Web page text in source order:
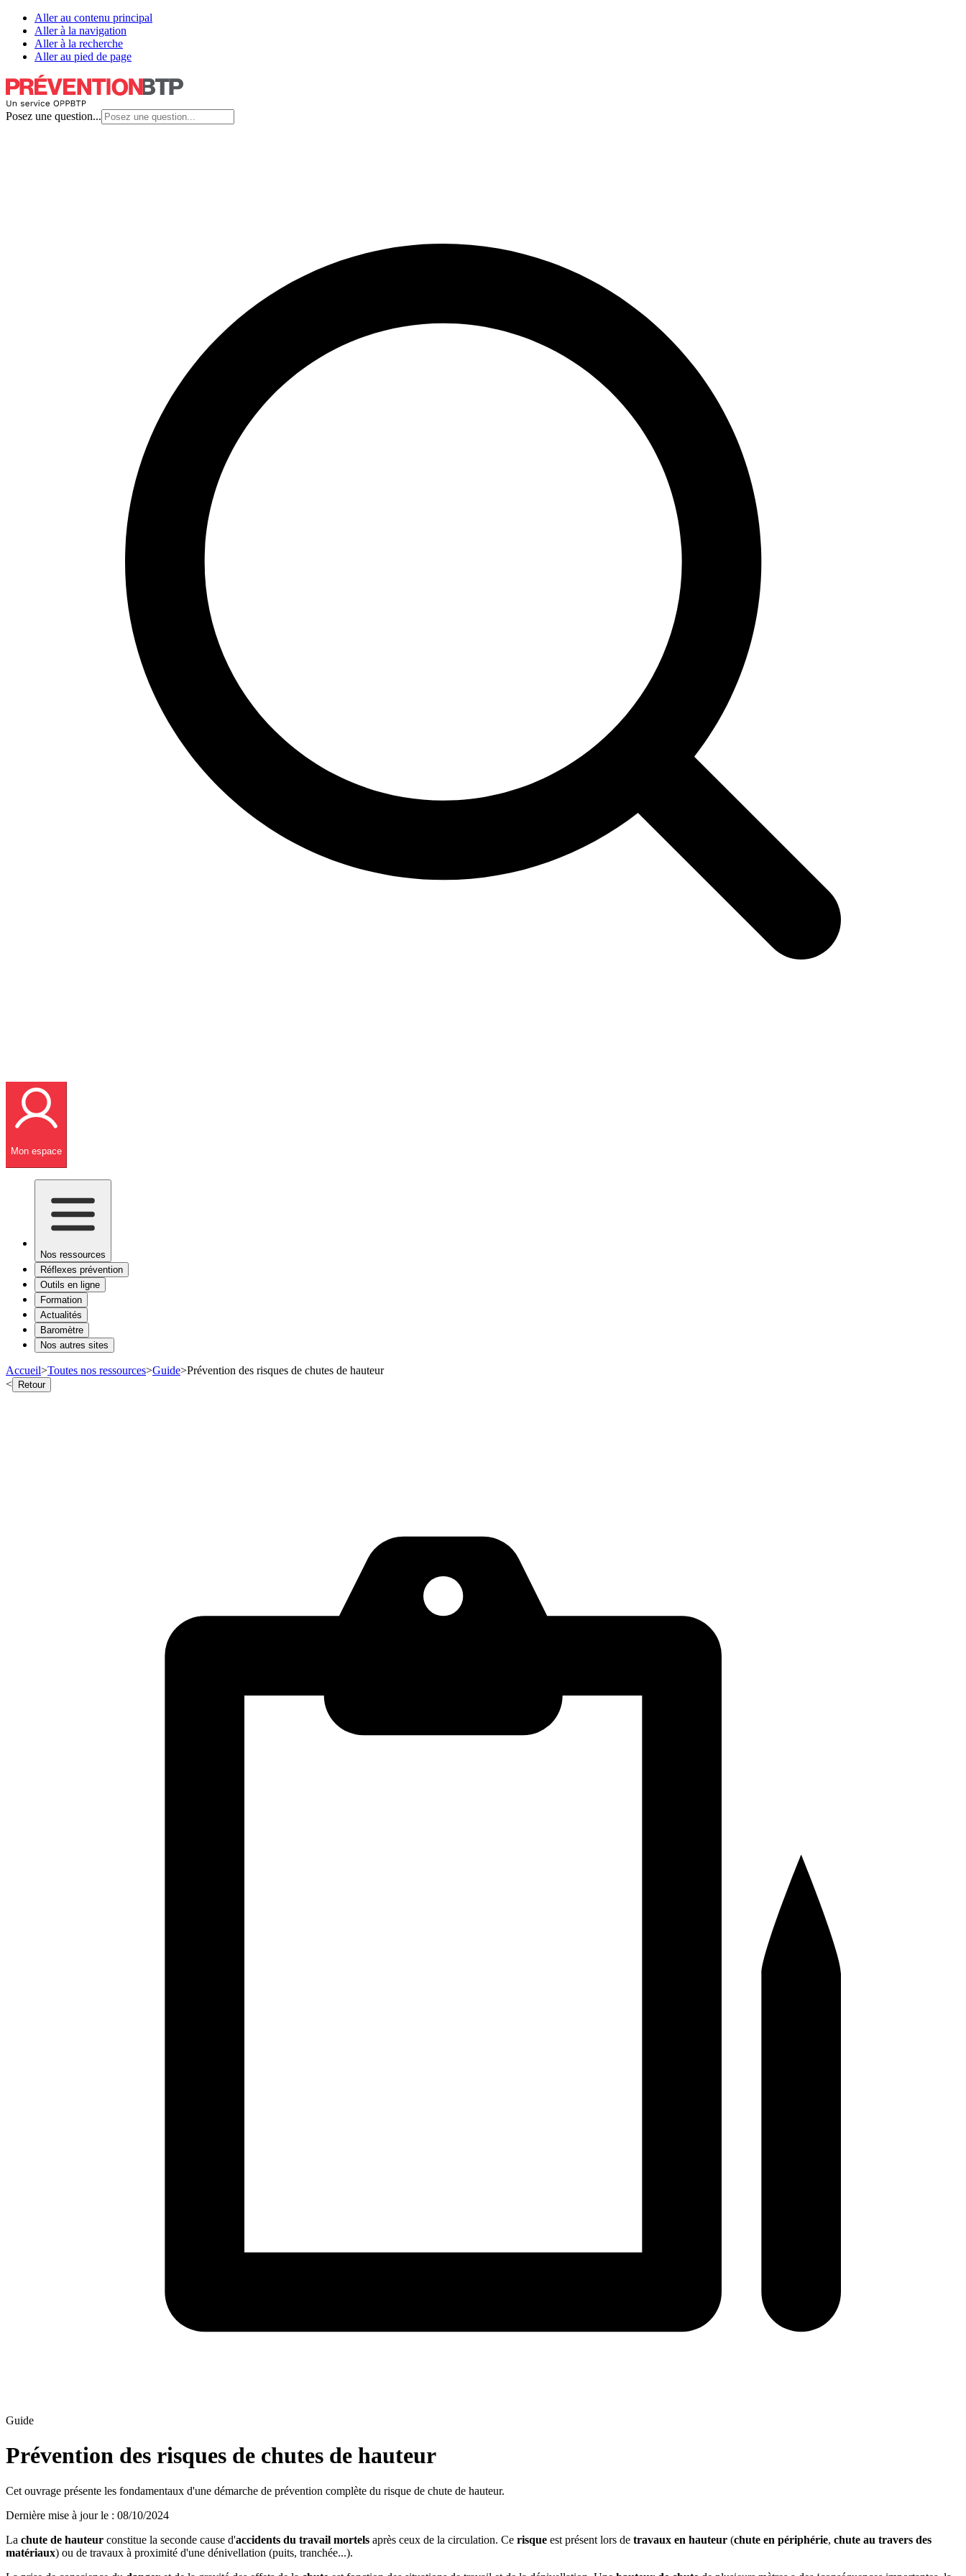
Aller au contenu principal
Aller à la navigation
Aller à la recherche
Aller au pied de page
Posez une question...
Mon espace
Nos ressources
Réflexes prévention
Outils en ligne
Formation
Actualités
Baromètre
Nos autres sites
Accueil>Toutes nos ressources>Guide>Prévention des risques de chutes de hauteur
< Retour
Guide
Prévention des risques de chutes de hauteur
Cet ouvrage présente les fondamentaux d'une démarche de prévention complète du risque de chute de hauteur.
Dernière mise à jour le : 08/10/2024
La chute de hauteur constitue la seconde cause d'accidents du travail mortels après ceux de la circulation. Ce risque est présent lors de travaux en hauteur (chute en périphérie, chute au travers des
matériaux) ou de travaux à proximité d'une dénivellation (puits, tranchée...).